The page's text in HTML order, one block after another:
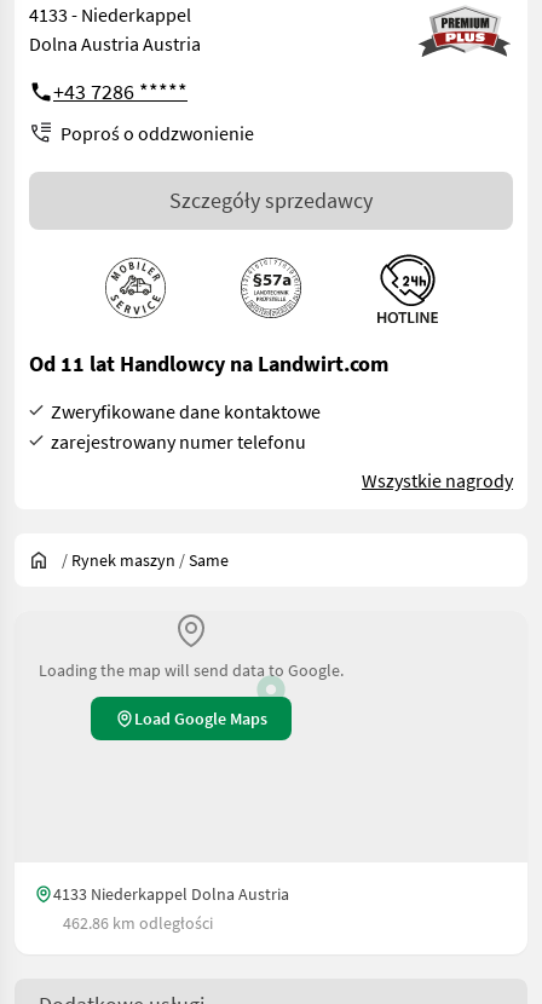
4133 - Niederkappel
Dolna Austria Austria
+43 7286 *****
Poproś o oddzwonienie
Szczegóły sprzedawcy
Od 11 lat Handlowcy na Landwirt.com
Zweryfikowane dane kontaktowe
zarejestrowany numer telefonu
Wszystkie nagrody
/ Rynek maszyn /Same
Loading the map will send data to Google.
Load Google Maps
4133 Niederkappel Dolna Austria
462.86 km odległości